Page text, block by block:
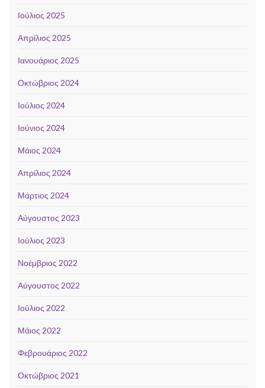
Ιούλιος 2025
Απρίλιος 2025
Ιανουάριος 2025
Οκτώβριος 2024
Ιούλιος 2024
Ιούνιος 2024
Μάιος 2024
Απρίλιος 2024
Μάρτιος 2024
Αύγουστος 2023
Ιούλιος 2023
Νοέμβριος 2022
Αύγουστος 2022
Ιούλιος 2022
Μάιος 2022
Φεβρουάριος 2022
Οκτώβριος 2021